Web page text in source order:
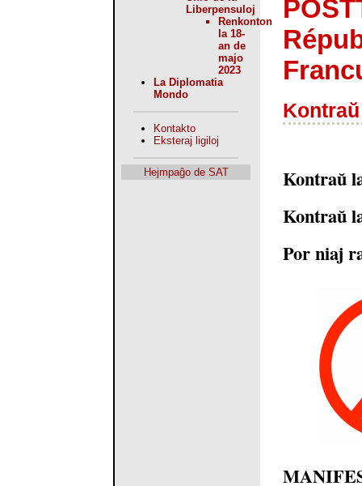
Liberpensuloj
Renkonton
la 18-
an de
majo
2023
La Diplomatia
Mondo
Kontakto
Eksteraj ligiloj
Hejmpaĝo de SAT
Kontraŭ
Kontraŭ
Por niaj